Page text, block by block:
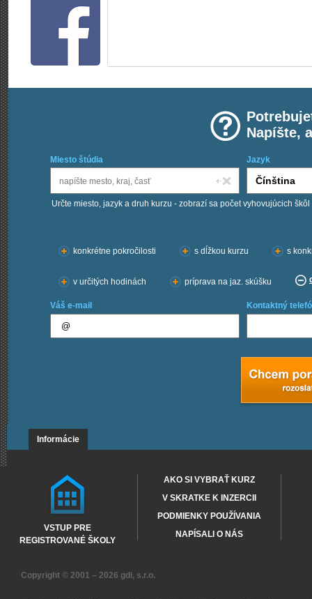
Napíšte,
Miesto štúdia Jazyk
Určte miesto, jazyk a druh kurzu - zobrazí sa počet vyhovujúcich škôl
konkrétne pokročilosti
s dĺžkou kurzu s
v určitých hodinách príprava na jaz. skúšku
Váš e-mail Kontaktný
Informácie
VSTUP PRE
REGISTROVANÉ ŠKOLY
AKO SI VYBRAŤ KURZ
V SKRATKE K INZERCII
PODMIENKY POUŽÍVANIA
NAPÍSALI O NÁS
Copyright © 2001 – 2026 gdi, s.r.o.